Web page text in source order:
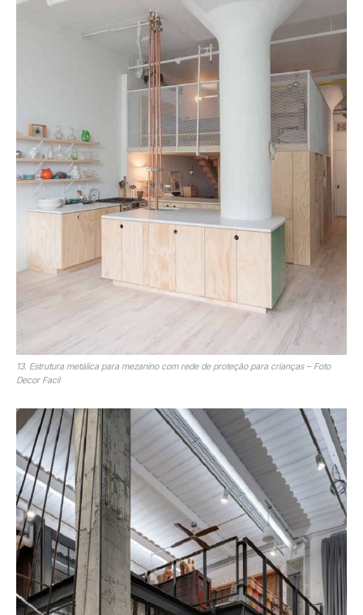
13. Estrutura metálica para mezanino com rede de proteção para crianças – Foto
Decor Facil